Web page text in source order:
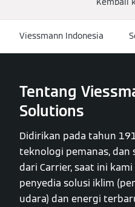
Viessmann Indonesia
Tentang
Solutions
Didirikan pada tahun
teknologi pemanas, dan
dari Carrier, saat ini
penyedia solusi iklim
udara) dan energi